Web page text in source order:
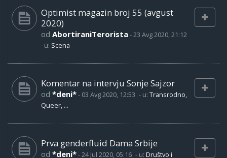
Optimist magazin broj 55 (avgust
2020)
od AbortiraniTerorista-23 Avg 2020, 21:12
- u: Scena
Komentar na intervju Sonje Sajzor
od *deni*- 03 Avg 2020, 12:53 - u: Transrodno,
Queer, ...
Prva genderfluid Dama Srbije
od *deni*-24 Jul 2020, 05:16 - u: Društvo i